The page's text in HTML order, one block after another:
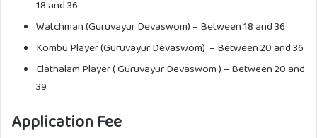
18 and 36
Watchman (Guruvayur Devaswom) – Between 18 and 36
Kombu Player (Guruvayur Devaswom) – Between 20 and 36
Elathalam Player ( Guruvayur Devaswom ) – Between 20 and
39
Application Fee